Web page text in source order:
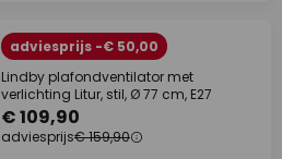
adviesprijs -€ 50,00
Lindby plafondventilator met
verlichting Litur, stil, Ø 77 cm, E27
€ 109,90
adviesprijs€ 159,90